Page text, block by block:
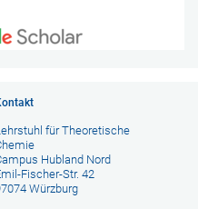
für Theoretische
Hubland Nord
Fischer-Str. 42
Würzburg